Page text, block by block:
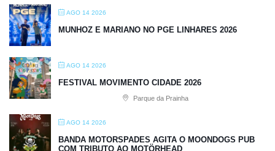
AGO 14 2026
MUNHOZ E MARIANO NO PGE LINHARES 2026
AGO 14 2026
FESTIVAL MOVIMENTO CIDADE 2026
Parque da Prainha
AGO 14 2026
BANDA MOTORSPADES AGITA O MOONDOGS PUB
COM TRIBUTO AO MOTÖRHEAD